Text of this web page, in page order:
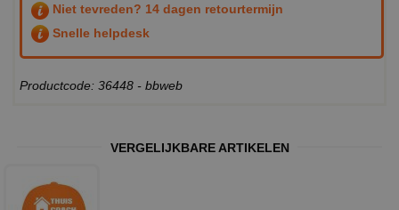
Niet tevreden? 14 dagen retourtermijn
Snelle helpdesk
Productcode: 36448 - bbweb
VERGELIJKBARE ARTIKELEN